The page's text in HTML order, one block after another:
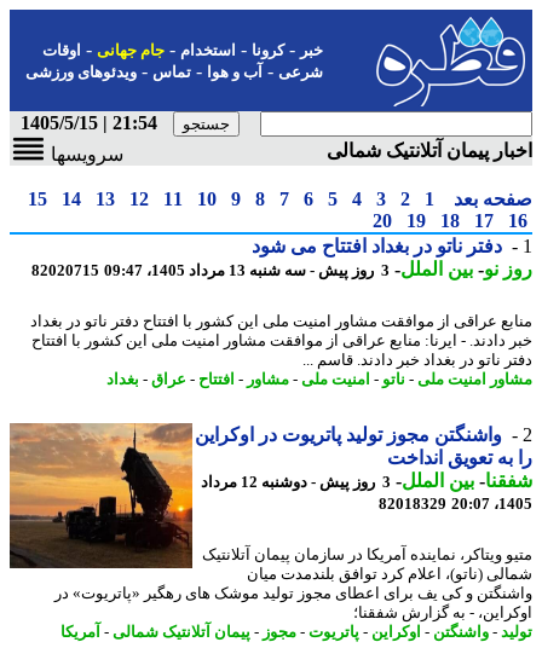
-کرونا-استخدام- جام جهانی-اوقات
شرعی-آب و هوا-تماس-ویدئوهای ورزشی
21:54 | 1405/5/15
پیمان آتلانتیک شمالی
سرویسها
بعد 1
2
3
4
5
6
7
8
9
10
11
12
13
14
15
17
18
19
20
دفتر ناتو در بغداد افتتاح می شود
نو- بین الملل-3 روز پیش - سه شنبه 13 مرداد 1405، 09:47 82020715
عراقی از موافقت مشاور امنیت ملی این کشور با افتتاح دفتر ناتو در بغداد
دادند. - ایرنا: منابع عراقی از موافقت مشاور امنیت ملی این کشور با افتتاح
ناتو در بغداد خبر دادند. قاسم ...
امنیت ملی -ناتو-امنیت ملی -مشاور-افتتاح-عراق- بغداد
واشنگتن مجوز تولید پاتریوت در اوکراین
تعویق انداخت
-بین الملل-
3 روز پیش - دوشنبه 12 مرداد
82018329
ویتاکر، نماینده آمریکا در سازمان پیمان آتلانتیک
(ناتو)، اعلام کرد توافق بلندمدت میان
و کی یف برای اعطای مجوز تولید موشک های رهگیر «پاتریوت» در
- به گزارش شفقنا؛
-واشنگتن-اوکراین- پاتریوت -مجوز-پیمان آتلانتیک شمالی-آمریکا